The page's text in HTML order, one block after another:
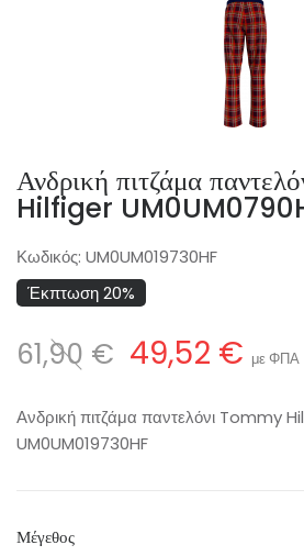
Ανδρική πιτζάμα
Hilfiger
Κωδικός: UM0UM019730HF
Έκπτωση 20%
61,90 € 49,52 € με ΦΠΑ
Ανδρική πιτζάμα παντελόνι Tommy
UM0UM019730HF
Μέγεθος